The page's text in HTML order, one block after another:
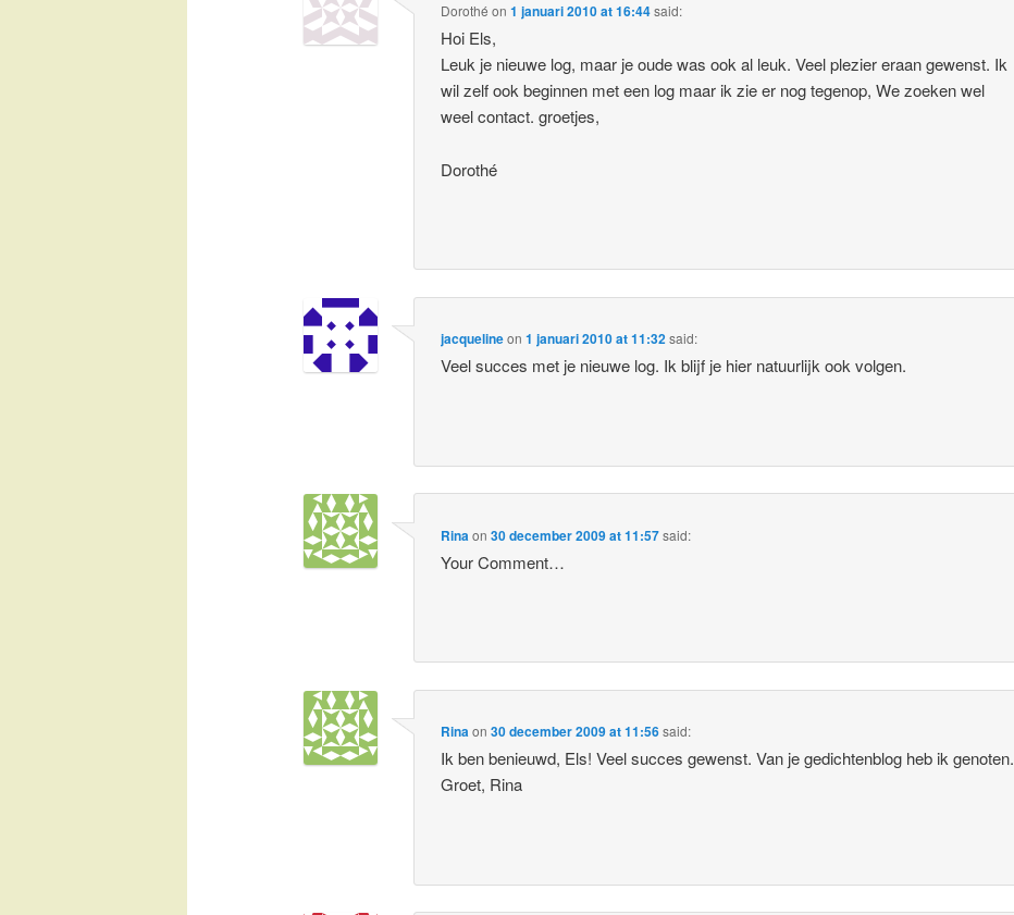
Dorothé on1 januari 2010 at 16:44said:
Hoi Els,
Leuk je nieuwe log, maar je oude was ook al leuk. Veel plezier eraan gewenst. Ik
wil zelf ook beginnen met een log maar ik zie er nog tegenop, We zoeken wel
weel contact. groetjes,
Dorothé
jacquelineon1 januari 2010 at 11:32said:
Veel succes met je nieuwe log. Ik blijf je hier natuurlijk ook volgen.
Rinaon30 december 2009 at 11:57said:
Your Comment…
Rinaon30 december 2009 at 11:56said:
Ik ben benieuwd, Els! Veel succes gewenst. Van je gedichtenblog heb ik genoten.
Groet, Rina